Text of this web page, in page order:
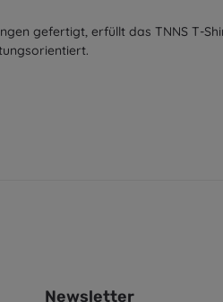
gefertigt, erfüllt das TNNS T-
Newsletter